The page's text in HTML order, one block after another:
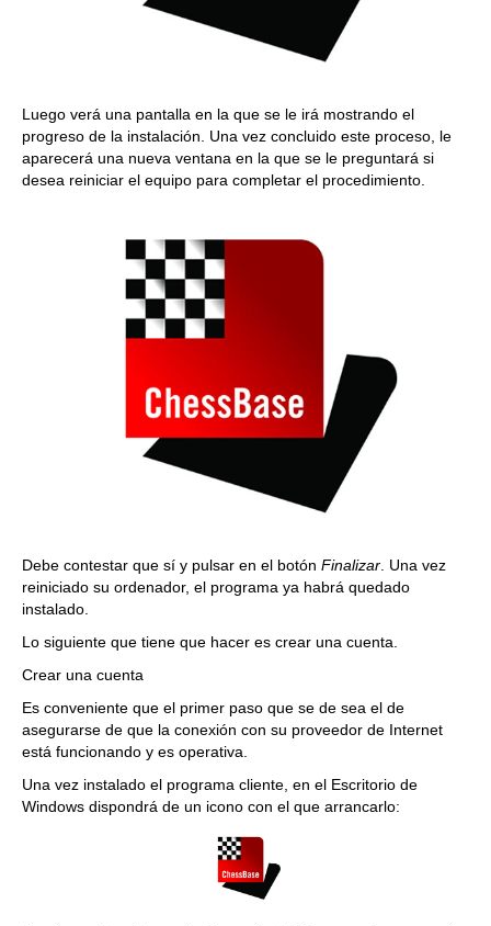
Luego verá una pantalla en la que se le irá mostrando el
progreso de la instalación. Una vez concluido este proceso, le
aparecerá una nueva ventana en la que se le preguntará si
desea reiniciar el equipo para completar el procedimiento.
Debe contestar que sí y pulsar en el botón Finalizar . Una vez
reiniciado su ordenador, el programa ya habrá quedado
instalado.
Lo siguiente que tiene que hacer es crear una cuenta.
Crear una cuenta
Es conveniente que el primer paso que se de sea el de
asegurarse de que la conexión con su proveedor de Internet
está funcionando y es operativa.
Una vez instalado el programa cliente, en el Escritorio de
Windows dispondrá de un icono con el que arrancarlo: